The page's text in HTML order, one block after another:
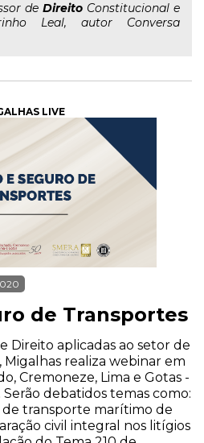
de Direito Constitucional e
Leal, autor Conversa
LIVE
de Transportes
Direito aplicadas ao setor de
realiza webinar em
Cremoneze, Lima e Gotas -
Serão debatidos temas como:
transporte marítimo de
civil integral nos litígios